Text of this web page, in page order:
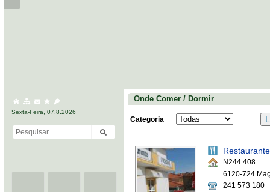
Sexta-Feira, 07.8.2026
Onde Comer / Dormir
Categoria
N244 408
6120-724
241 573 180